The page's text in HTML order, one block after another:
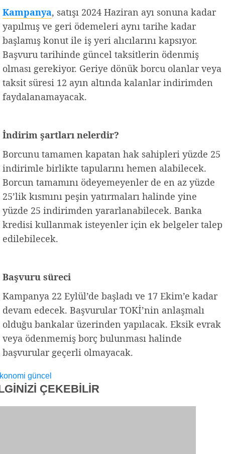
Kampanya, satışı 2024 Haziran ayı sonuna kadar
yapılmış ve geri ödemeleri aynı tarihe kadar
başlamış konut ile iş yeri alıcılarını kapsıyor.
Başvuru tarihinde güncel taksitlerin ödenmiş
olması gerekiyor. Geriye dönük borcu olanlar veya
taksit süresi 12 ayın altında kalanlar indirimden
faydalanamayacak.
İndirim şartları nelerdir?
Borcunu tamamen kapatan hak sahipleri yüzde 25
indirimle birlikte tapularını hemen alabilecek.
Borcun tamamını ödeyemeyenler de en az yüzde
25’lik kısmını peşin yatırmaları halinde yine
yüzde 25 indirimden yararlanabilecek. Banka
kredisi kullanmak isteyenler için ek belgeler talep
edilebilecek.
Başvuru süreci
Kampanya 22 Eylül’de başladı ve 17 Ekim’e kadar
devam edecek. Başvurular TOKİ’nin anlaşmalı
olduğu bankalar üzerinden yapılacak. Eksik evrak
veya ödenmemiş borç bulunması halinde
başvurular geçerli olmayacak.
güncel
ÇEKEBİLİR